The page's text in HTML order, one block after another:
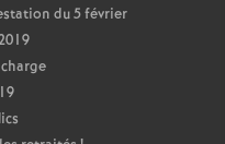
du 5 février